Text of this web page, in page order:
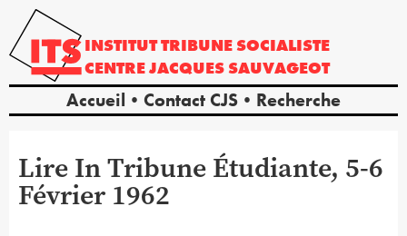
INSTITUTTRIBUNE SOCIALISTE
CENTREJACQUES SAUVAGEOT
Accueil Contact CJS Recherche
Lire In Tribune Étudiante, 5-6
Février 1962